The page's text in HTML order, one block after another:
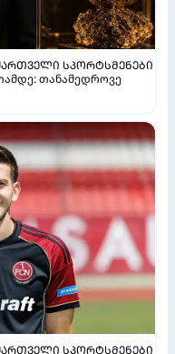
ᲡᲞᲝᲠᲢᲡᲛᲔᲜᲔᲑᲘ
თანამედროვე
ᲡᲞᲝᲠᲢᲡᲛᲔᲜᲔᲑᲘ